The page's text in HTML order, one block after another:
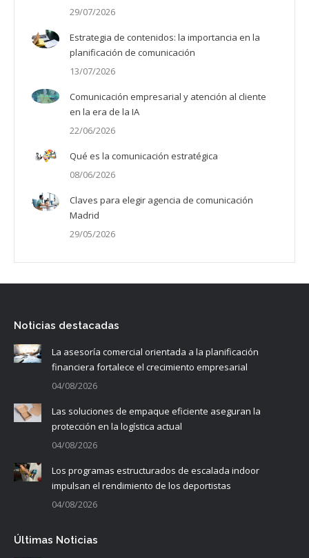
29/07/2026
Estrategia de contenidos: la importancia en la
planificación de comunicación
13/07/2026
Comunicación empresarial y atención al cliente
en la era de la IA
22/06/2026
Qué es la comunicación estratégica
08/06/2026
Claves para elegir agencia de comunicación
Madrid
29/05/2026
Noticias destacadas
La asesoría comercial orientada a la planificación
financiera fortalece el crecimiento empresarial
04/08/2026
Las soluciones de empaque eficiente aseguran la
protección en la logística actual
04/08/2026
Los programas estructurados de escalada indoor
impulsan el rendimiento de los deportistas
04/08/2026
Últimas Noticias